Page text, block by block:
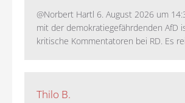
@Norbert Hartl 6. August 2026 um
mit der demokratiegefährdenden AfD
kritische Kommentatoren bei RD. Es
Thilo B.